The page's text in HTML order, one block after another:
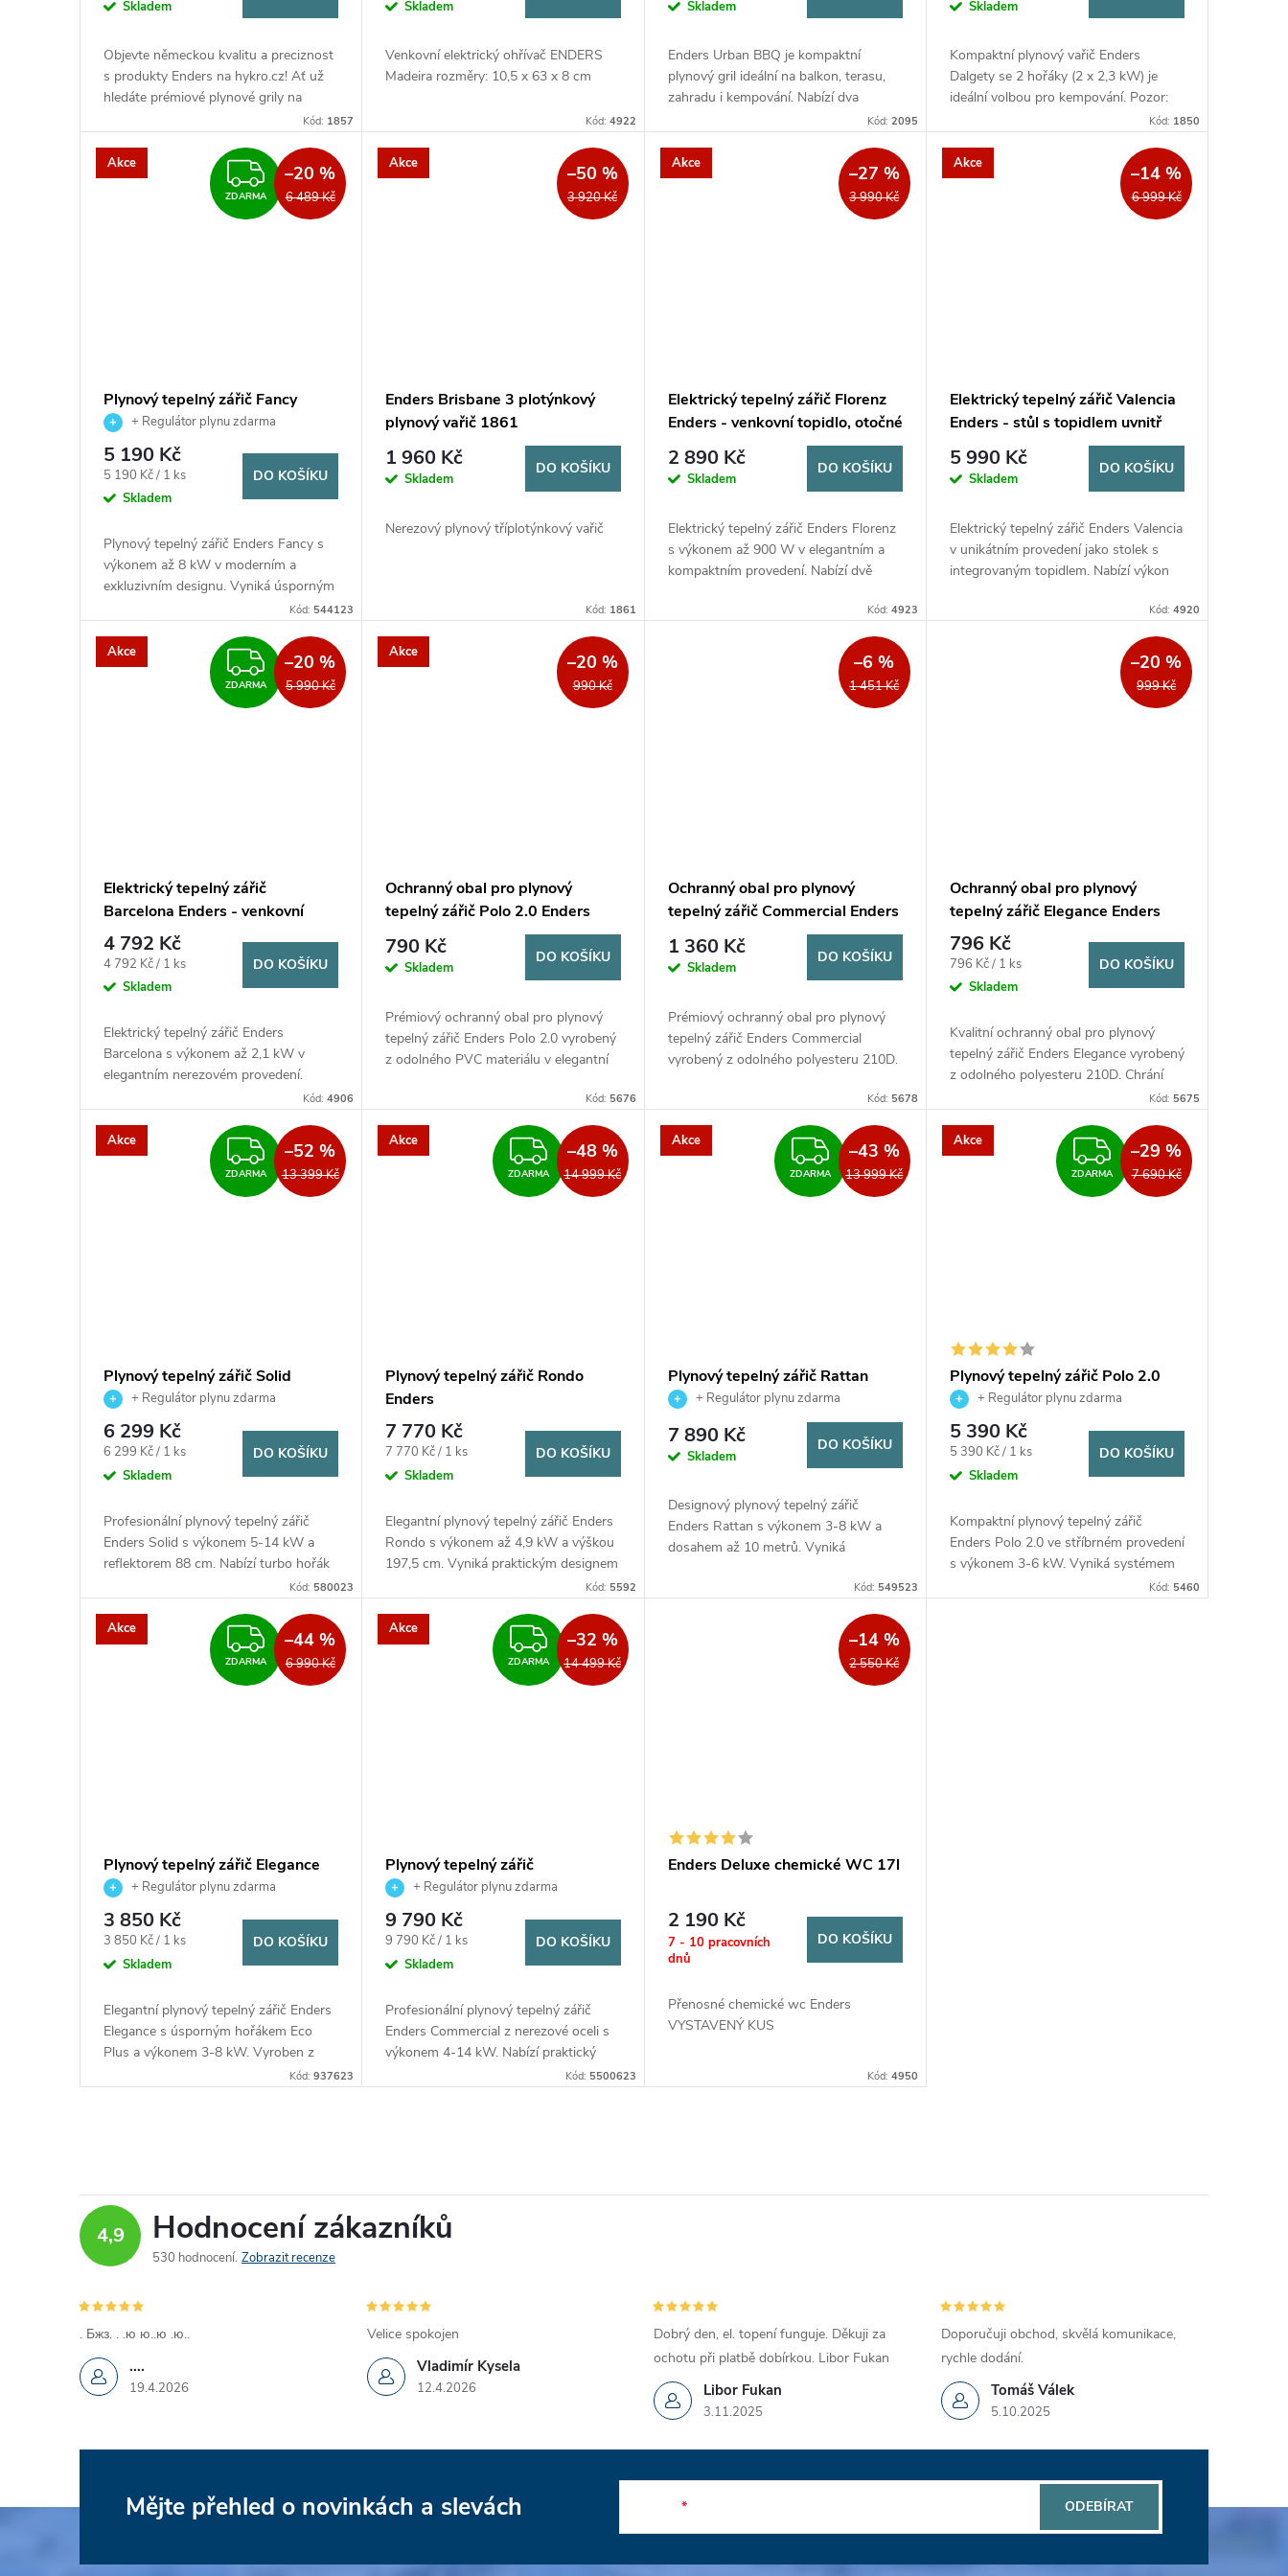
t
ů
k
Skladem
Objevte německou kvalitu a preciznost
s produkty Enders na hykro.cz! Ať už
hledáte prémiové plynové grily na
zahradu, nebo kompaktní cestovníKód: 1857
Skladem
Venkovní elektrický ohřívač ENDERS
Madeira rozměry: 10,5 x 63 x 8 cm
Kód: 4922
Skladem
Enders Urban BBQ je kompaktní
plynový gril ideální na balkon, terasu,
zahradu i kempování. Nabízí dva
samostatně regulovatelné nerezovéKód: 2095
Skladem
Kompaktní plynový vařič Enders
Dalgety se 2 hořáky (2 x 2,3 kW) je
ideální volbou pro kempování. Pozor:
určeno pro provozní tlak 50 mbar,
Součástí...
Kód: 1850
Akce ZDARMA
ZDARMA 6 489 Kč
–20 %
Plynový tepelný zářič Fancy
Enders+ Regulátor plynu zdarma
5 190 Kč
Měrná
cena:
5 190 Kč / 1 ks
Skladem
DO KOŠÍKU
Plynový tepelný zářič Enders Fancy s
výkonem až 8 kW v moderním a
exkluzivním designu. Vyniká úsporným
hořákem ECO PLUS z nerezové oceli,
CO2...
Kód: 544123
Akce
3 920 Kč
–50 %
Enders Brisbane 3 plotýnkový
plynový vařič 1861
1 960 Kč
Skladem
DO KOŠÍKU
Nerezový plynový tříplotýnkový vařič
Kód: 1861
Akce
3 990 Kč
–27 %
Elektrický tepelný zářič Florenz
Enders - venkovní topidlo, otočné
2 890 Kč
Skladem
DO KOŠÍKU
Elektrický tepelný zářič Enders Florenz
s výkonem až 900 W v elegantním a
kompaktním provedení. Nabízí dvě
900 W), funkci oscilace (otáčení)...Kód: 4923
Akce
6 999 Kč
–14 %
Elektrický tepelný zářič Valencia
Enders - stůl s topidlem uvnitř
5 990 Kč
Skladem
DO KOŠÍKU
Elektrický tepelný zářič Enders Valencia
v unikátním provedení jako stolek s
integrovaným topidlem. Nabízí výkon
800 W a 1600 W), velkou desku...Kód: 4920
Akce ZDARMA
ZDARMA 5 990 Kč
–20 %
Elektrický tepelný zářič
Barcelona Enders - venkovní
topidlo
4 792 Kč
Měrná
cena:
4 792 Kč / 1 ks
Skladem
DO KOŠÍKU
Elektrický tepelný zářič Enders
Barcelona s výkonem až 2,1 kW v
elegantním nerezovém provedení.
Nabízí tři nastavitelné úrovně výkonu
teleskopickou...
Kód:4906
Akce
990 Kč
–20 %
Ochranný obal pro plynový
tepelný zářič Polo 2.0 Enders
790 Kč
Skladem
DO KOŠÍKU
Prémiový ochranný obal pro plynový
tepelný zářič Enders Polo 2.0 vyrobený
z odolného PVC materiálu v elegantní
Kód: 5676
1 451 Kč
–6 %
Ochranný obal pro plynový
tepelný zářič Commercial Enders
1 360 Kč
Skladem
DO KOŠÍKU
Prémiový ochranný obal pro plynový
tepelný zářič Enders Commercial
vyrobený z odolného polyesteru 210D.
povětrnostními vlivy, UV zářením a...
Kód: 5678
999 Kč
–20 %
Ochranný obal pro plynový
tepelný zářič Elegance Enders
796 Kč
Měrná
cena:
796 Kč / 1 ks
Skladem
DO KOŠÍKU
Kvalitní ochranný obal pro plynový
tepelný zářič Enders Elegance vyrobený
z odolného polyesteru 210D. Chrání
před povětrnostními vlivy, UV zářením
Kód: 5675
Akce ZDARMA
ZDARMA 13 399 Kč
–52 %
Plynový tepelný zářič Solid
Enders+ Regulátor plynu zdarma
6 299 Kč
Měrná
cena:
6 299 Kč / 1 ks
Skladem
DO KOŠÍKU
Profesionální plynový tepelný zářič
Enders Solid s výkonem 5-14 kW a
reflektorem 88 cm. Nabízí turbo hořák
z nerezové oceli, praktickou odkládací
Kód: 580023
Akce ZDARMA
ZDARMA 14 999 Kč
–48 %
Plynový tepelný zářič Rondo
Enders
7 770 Kč
Měrná
cena:
7 770 Kč / 1 ks
Skladem
DO KOŠÍKU
Elegantní plynový tepelný zářič Enders
Rondo s výkonem až 4,9 kW a výškou
197,5 cm. Vyniká praktickým designem
s reflektorem o průměru 46 cm, piezo
Kód: 5592
Akce ZDARMA
ZDARMA 13 999 Kč
–43 %
Plynový tepelný zářič Rattan
Enders+ Regulátor plynu zdarma
7 890 Kč
Skladem
DO KOŠÍKU
Designový plynový tepelný zářič
Enders Rattan s výkonem 3-8 kW a
dosahem až 10 metrů. Vyniká
Kód: 549523
Akce ZDARMA
ZDARMA 7 690 Kč
–29 %
Plynový tepelný zářič Polo 2.0
Enders - stříbrný
+ Regulátor plynu zdarma
5 390 Kč
Měrná
cena:
5 390 Kč / 1 ks
Skladem
DO KOŠÍKU
Kompaktní plynový tepelný zářič
Enders Polo 2.0 ve stříbrném provedení
s výkonem 3-6 kW. Vyniká systémem
cíleného vyzařování tepla ENDUR,Kód: 5460
Akce ZDARMA
ZDARMA 6 990 Kč
–44 %
Plynový tepelný zářič Elegance
Enders+ Regulátor plynu zdarma
3 850 Kč
Měrná
cena:
3 850 Kč / 1 ks
Skladem
DO KOŠÍKU
Elegantní plynový tepelný zářič Enders
Elegance s úsporným hořákem Eco
Plus a výkonem 3-8 kW. Vyroben z
leštěné nerezové oceli s reflektorem o
Kód:937623
Akce ZDARMA
ZDARMA 14 499 Kč
–32 %
Plynový tepelný zářič
Commercial Enders
+ Regulátor plynu zdarma
9 790 Kč
Měrná
cena:
9 790 Kč / 1 ks
Skladem
DO KOŠÍKU
Profesionální plynový tepelný zářič
Enders Commercial z nerezové oceli s
výkonem 4-14 kW. Nabízí praktický
odkládací stolek, zasouvací sloupek pro
Kód: 5500623
2 550 Kč
–14 %
Enders Deluxe chemické WC 17l
2 190 Kč
7 - 10 pracovních
dnů
DO KOŠÍKU
Přenosné chemické wc Enders
VYSTAVENÝ KUS
Kód: 4950
v
l
á
d
a
c
r
4,9 Hodnocení zákazníků
530 hodnocení Zobrazit recenze
....
19.4.2026
. Бжз. . .ю ю..ю .ю..
Vladimír Kysela
12.4.2026
Velice spokojen
Libor Fukan
3.11.2025
Dobrý den, el. topení funguje. Děkuji za
ochotu při platbě dobírkou. Libor Fukan
Tomáš Válek
5.10.2025
Doporučuji obchod, skvělá komunikace,
rychle dodání.
Z
Mějte přehled o novinkách a slevách ODEBÍRAT